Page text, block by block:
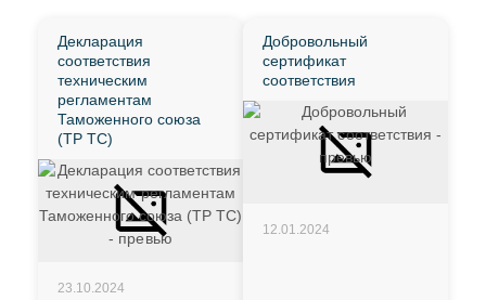
Декларация
соответствия
техническим
регламентам
Таможенного союза
(ТР ТС)
23.10.2024
Добровольный
сертификат
соответствия
12.01.2024